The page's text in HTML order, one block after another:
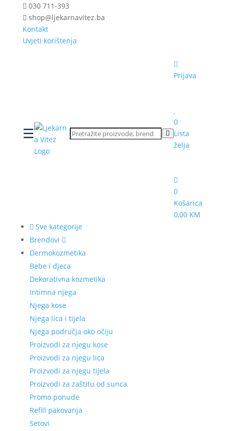
030 711-393
shop@ljekarnavitez.ba
Kontakt
Uvjeti korištenja
☰
Prijava
0
Lista
želja
0
Košarica
0,00 KM
Sve kategorije
Brendovi
Dermokozmetika
Bebe i djeca
Dekorativna kozmetika
Intimna njega
Njega kose
Njega lica i tijela
Njega područja oko očiju
Proizvodi za njegu kose
Proizvodi za njegu lica
Proizvodi za njegu tijela
Proizvodi za zaštitu od sunca
Promo ponude
Refill pakovanja
Setovi